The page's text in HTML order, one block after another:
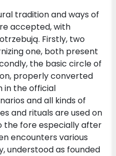
tradition and ways of
accepted, with
Firstly, two
one, both present
the basic circle of
properly converted
in the official
and all kinds of
and rituals are used on
the fore especially after
encounters various
understood as founded